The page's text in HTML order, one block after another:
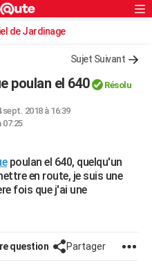
de Jardinage
Sujet Suivant
poulan el 640 Résolu
2018 à 16:39
07:25
poulan el 640, quelqu'un
en route, je suis une
fois que j'ai une
question Partager